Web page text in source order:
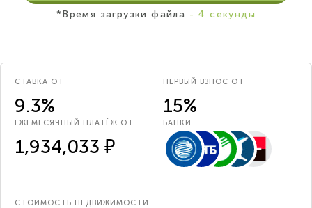
*Время загрузки файла - 4 секунды
СТАВКА ОТ
9.3%
ПЕРВЫЙ ВЗНОС ОТ
15%
ЕЖЕМЕСЯЧНЫЙ ПЛАТЁЖ ОТ
1,934,033 ₽
БАНКИ
СТОИМОСТЬ НЕДВИЖИМОСТИ